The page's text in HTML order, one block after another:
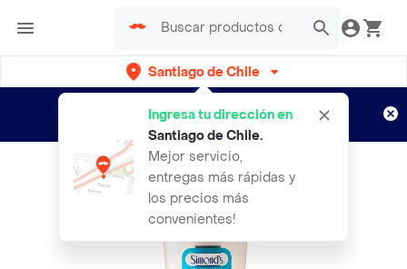
Santiago de Chile
Ingresa tu dirección en
Santiago de Chile.
Mejor servicio,
entregas más rápidas y
los precios más
convenientes!
envíos gratis por semanas
Aplican TyC